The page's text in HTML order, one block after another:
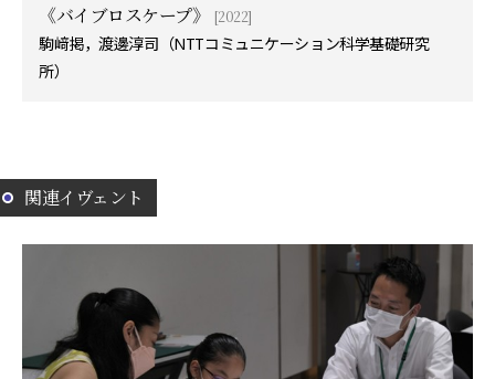
《バイブロスケープ》
[2022]
駒﨑掲，渡邊淳司（NTTコミュニケーション科学基礎研究
所）
関連イヴェント